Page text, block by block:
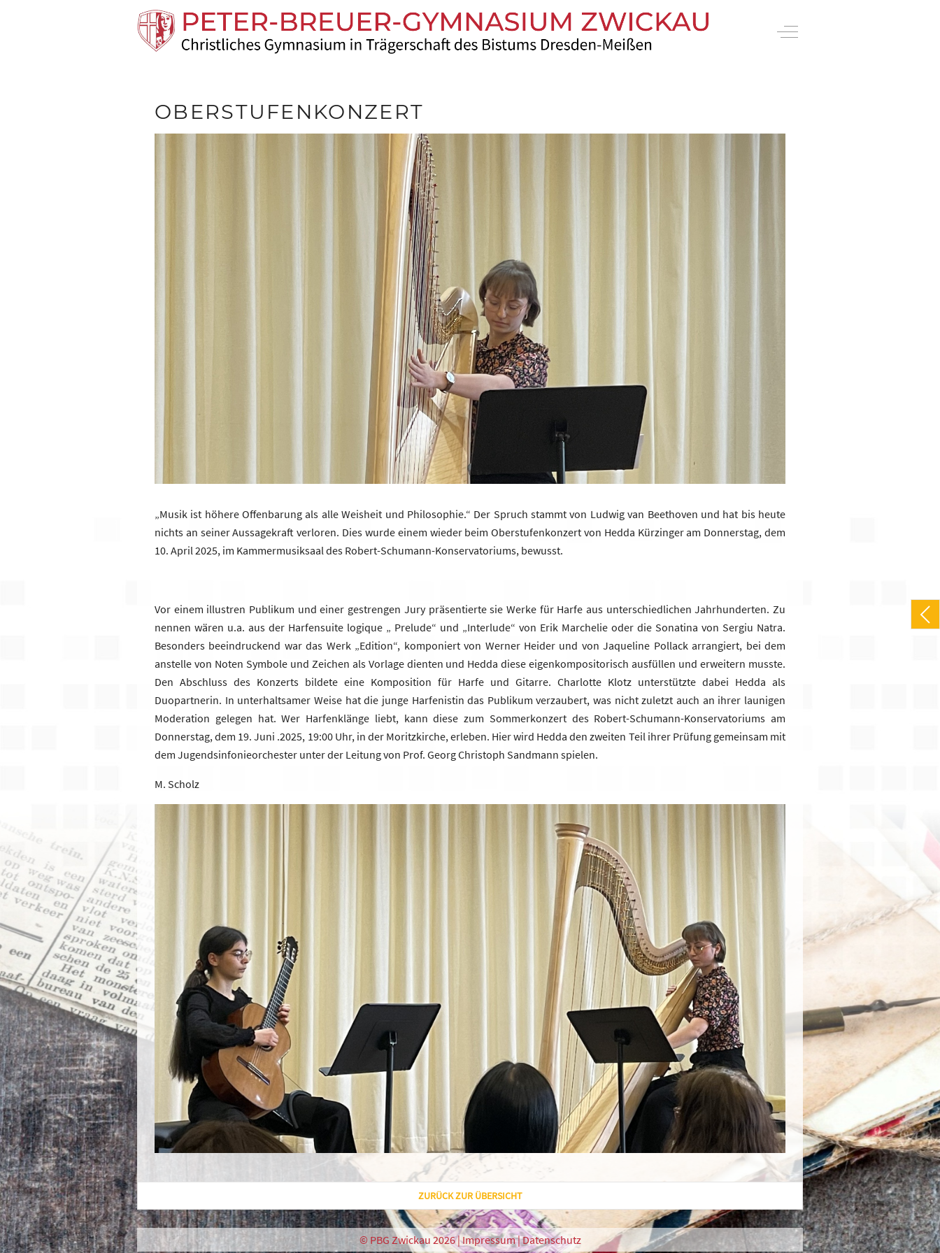
Off-Canvas Toggle
OBERSTUFENKONZERT
„Musik ist höhere Offenbarung als alle Weisheit und Philosophie.“ Der Spruch stammt von Ludwig van Beethoven und hat bis heute
nichts an seiner Aussagekraft verloren. Dies wurde einem wieder beim Oberstufenkonzert von Hedda Kürzinger am Donnerstag, dem
10. April 2025, im Kammermusiksaal des Robert-Schumann-Konservatoriums, bewusst.
Vor einem illustren Publikum und einer gestrengen Jury präsentierte sie Werke für Harfe aus unterschiedlichen Jahrhunderten. Zu
nennen wären u.a. aus der Harfensuite logique „ Prelude“ und „Interlude“ von Erik Marchelie oder die Sonatina von Sergiu Natra.
Besonders beeindruckend war das Werk „Edition“, komponiert von Werner Heider und von Jaqueline Pollack arrangiert, bei dem
anstelle von Noten Symbole und Zeichen als Vorlage dienten und Hedda diese eigenkompositorisch ausfüllen und erweitern musste.
Den Abschluss des Konzerts bildete eine Komposition für Harfe und Gitarre. Charlotte Klotz unterstützte dabei Hedda als
Duopartnerin. In unterhaltsamer Weise hat die junge Harfenistin das Publikum verzaubert, was nicht zuletzt auch an ihrer launigen
Moderation gelegen hat. Wer Harfenklänge liebt, kann diese zum Sommerkonzert des Robert-Schumann-Konservatoriums am
Donnerstag, dem 19. Juni .2025, 19:00 Uhr, in der Moritzkirche, erleben. Hier wird Hedda den zweiten Teil ihrer Prüfung gemeinsam mit
dem Jugendsinfonieorchester unter der Leitung von Prof. Georg Christoph Sandmann spielen.
M. Scholz
ZURÜCK ZUR ÜBERSICHT
© PBG Zwickau 2026 |Impressum|Datenschutz